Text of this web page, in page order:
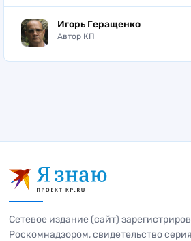
Игорь Геращенко
Автор КП
Сетевое издание (сайт)
Роскомнадзором, свидетельство